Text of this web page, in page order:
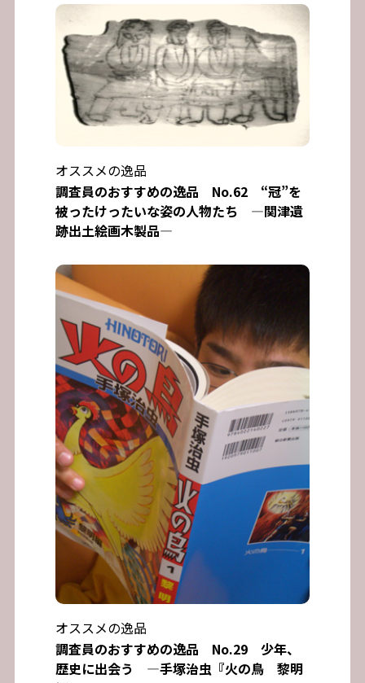
オススメの逸品
調査員のおすすめの逸品 No.62 “冠”を
被ったけったいな姿の人物たち ―関津遺
跡出土絵画木製品―
オススメの逸品
調査員のおすすめの逸品 No.29 少年、
歴史に出会う ―手塚治虫『火の鳥 黎明